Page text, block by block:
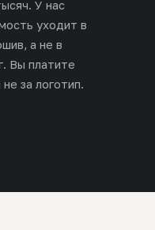
У нас
уходит в
а не в
Вы платите
за логотип.